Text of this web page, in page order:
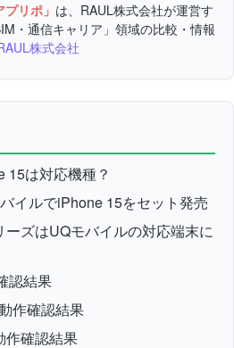
プリポ」 は、RAUL株式会社が運営す
・通信キャリア」領域の比較・情報
株式会社
15は対応機種？
イルでiPhone 15をセット発売
ズはUQモバイルの対応端末に
認結果
作確認結果
作確認結果